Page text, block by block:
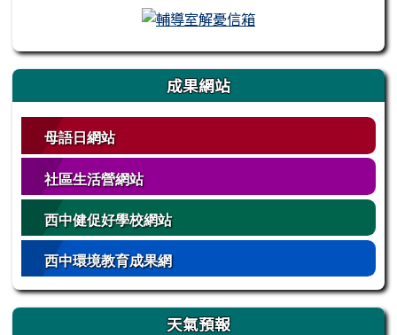
成果網站
母語日網站
社區生活營網站
西中健促好學校網站
西中環境教育成果網
天氣預報